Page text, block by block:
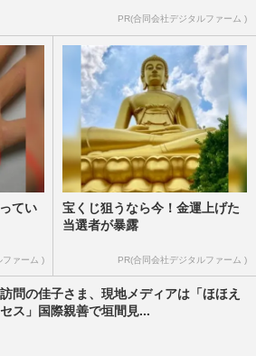
PR(合同会社デジタルファーム )
てい
ファーム )
宝くじ狙うなら今！金運上げた
当選者が暴露
PR(合同会社デジタルファーム )
問の佳子さま、現地メディアは「ほほえ
ス」国際親善で垣間見...